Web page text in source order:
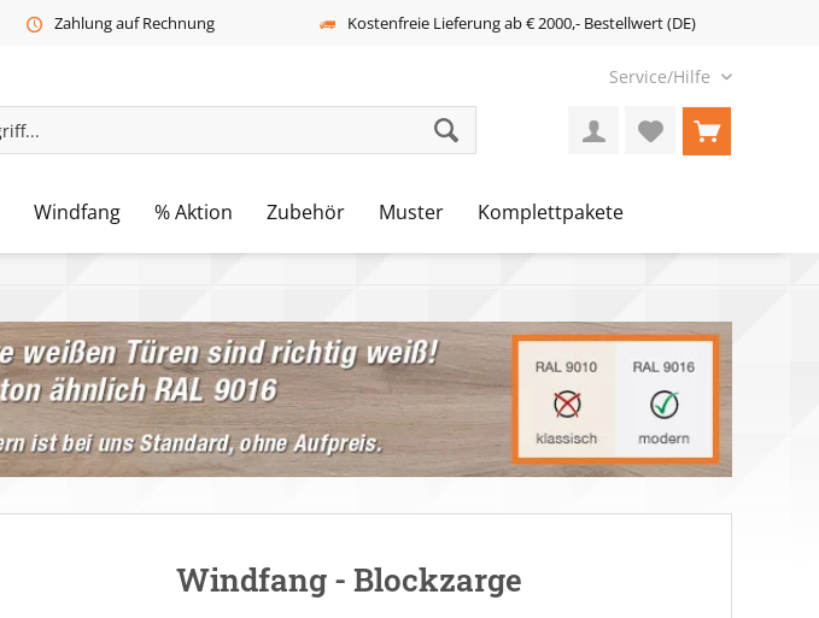
Zahlung auf Rechnung Kostenfreie Lieferung ab € 2000,- Bestellwert (DE)
Service/Hilfe
Windfang % Aktion Zubehör Muster Komplettpakete
Windfang - Blockzarge